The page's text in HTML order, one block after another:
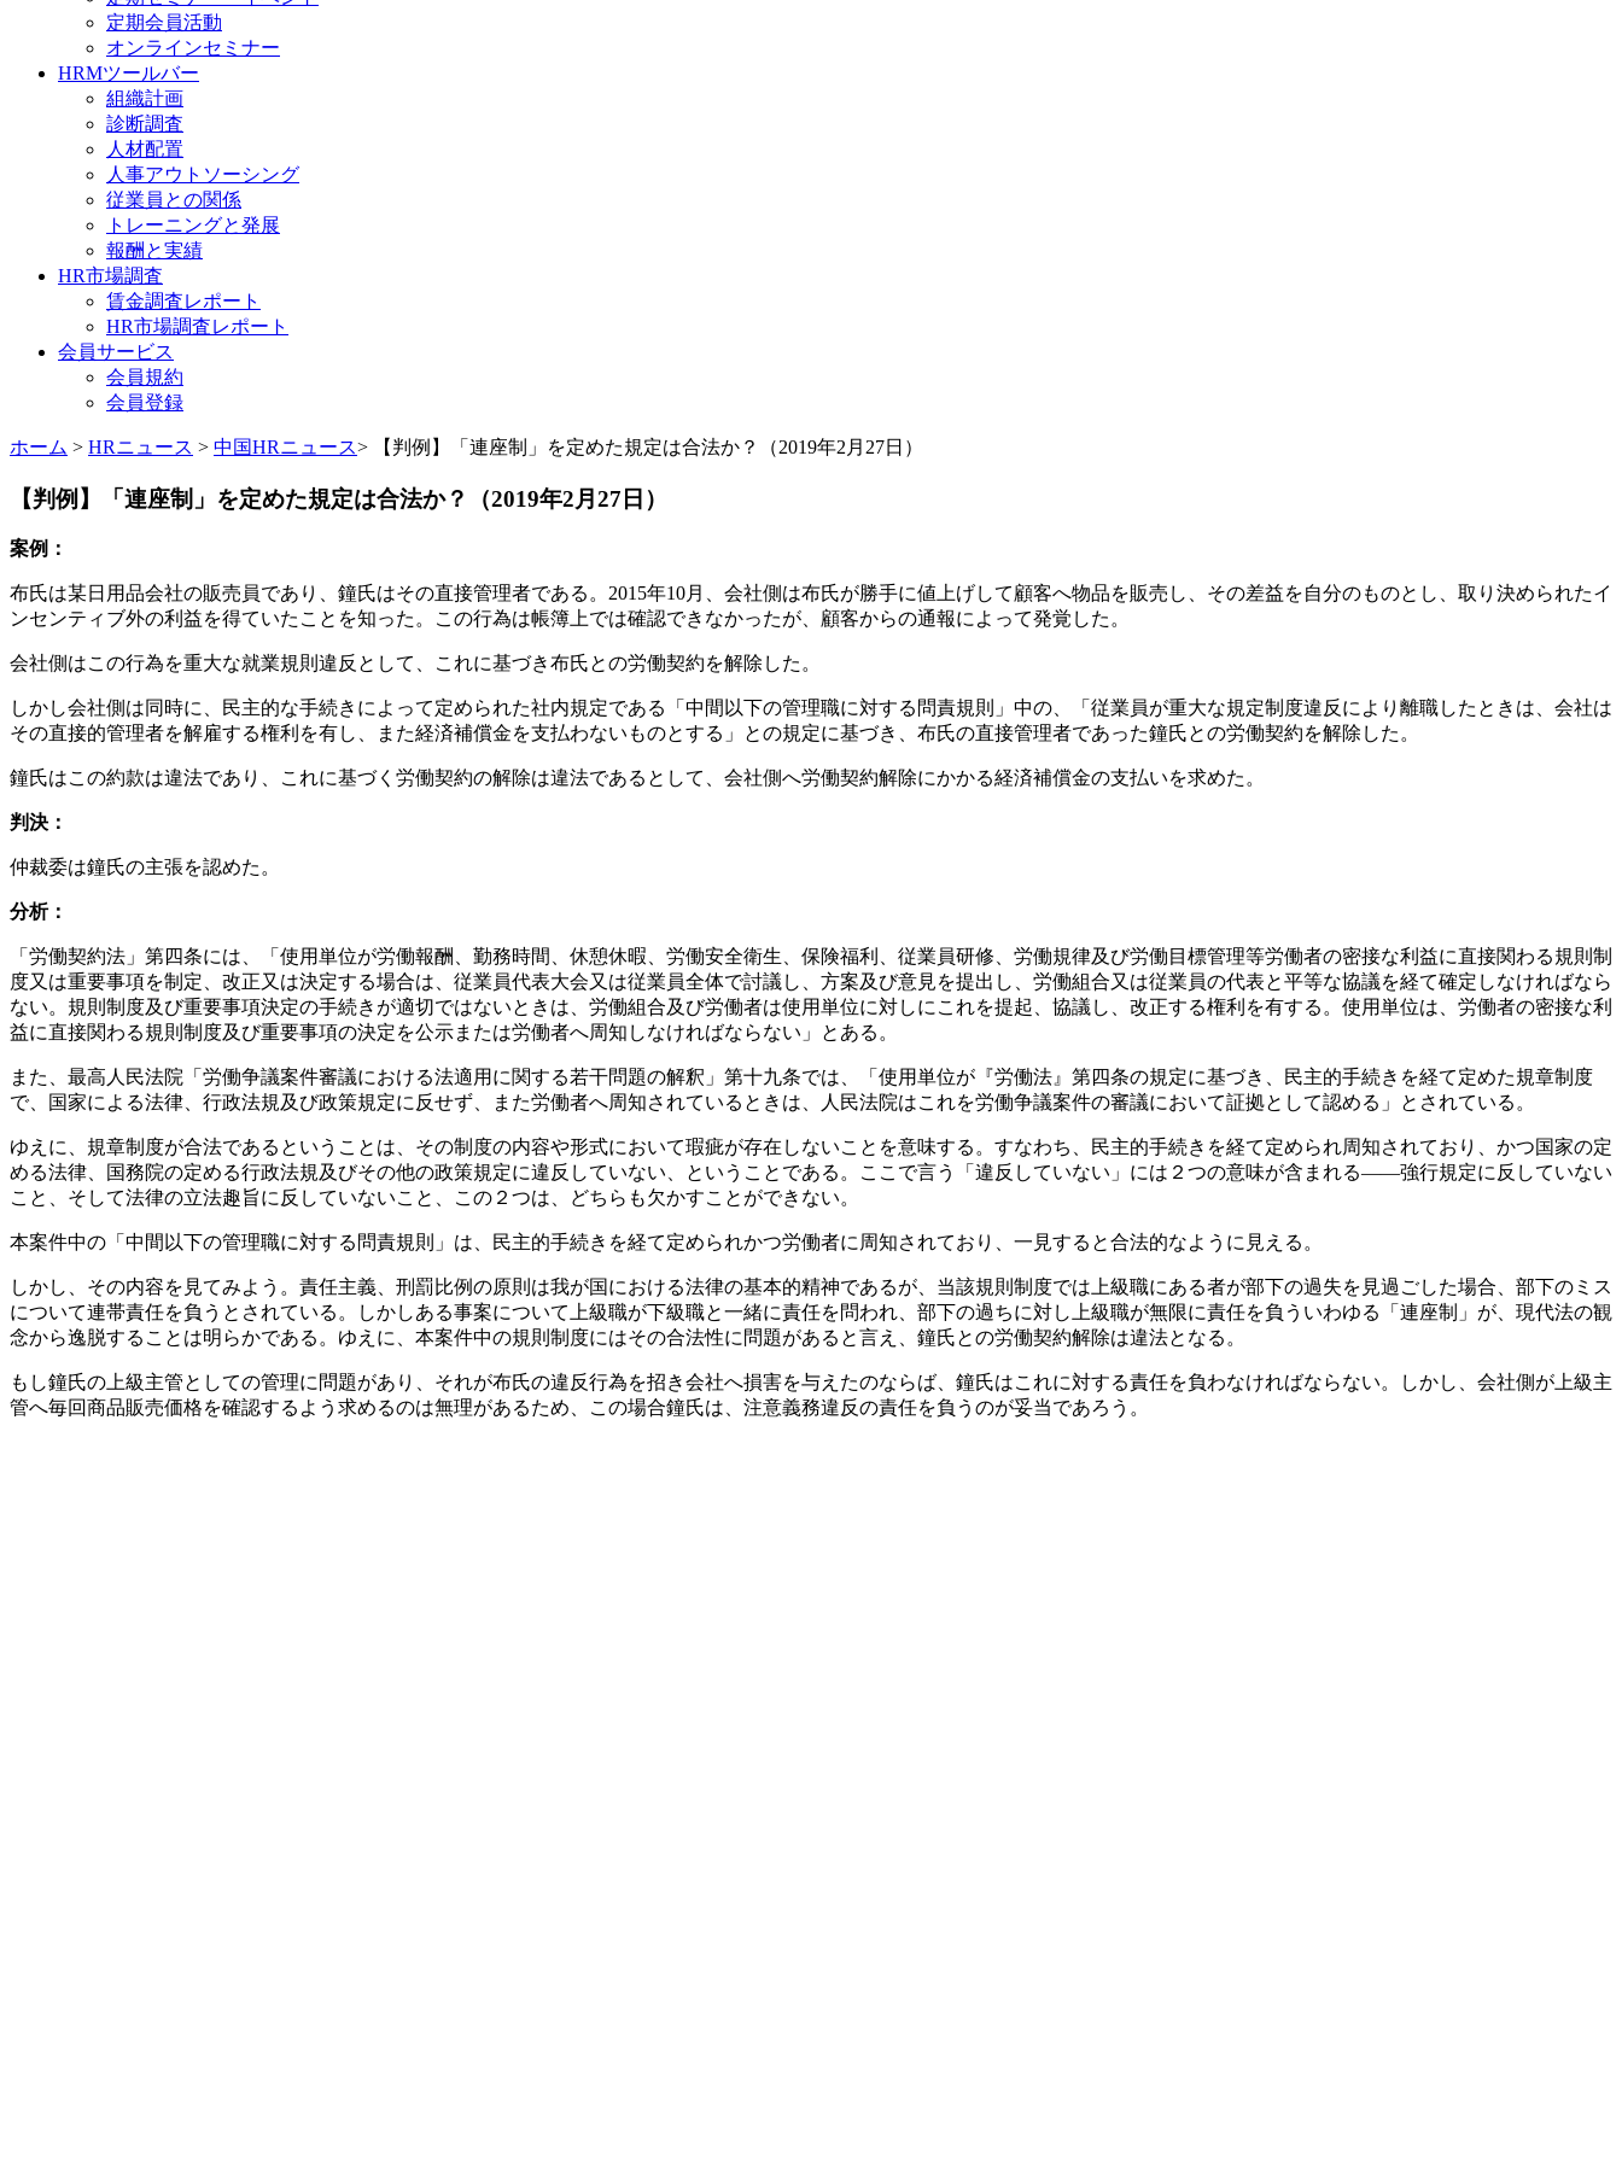
定期会員活動
オンラインセミナー
HRMツールバー
組織計画
診断調査
人材配置
人事アウトソーシング
従業員との関係
トレーニングと発展
報酬と実績
HR市場調査
賃金調査レポート
HR市場調査レポート
会員サービス
会員規約
会員登録
ホーム > HRニュース > 中国HRニュース> 【判例】「連座制」を定めた規定は合法か？（2019年2月27日）
【判例】「連座制」を定めた規定は合法か？（2019年2月27日）
案例：
布氏は某日用品会社の販売員であり、鐘氏はその直接管理者である。2015年10月、会社側は布氏が勝手に値上げして顧客へ物品を販売し、その差益を自分のものとし、取り決められたイ
ンセンティブ外の利益を得ていたことを知った。この行為は帳簿上では確認できなかったが、顧客からの通報によって発覚した。
会社側はこの行為を重大な就業規則違反として、これに基づき布氏との労働契約を解除した。
しかし会社側は同時に、民主的な手続きによって定められた社内規定である「中間以下の管理職に対する問責規則」中の、「従業員が重大な規定制度違反により離職したときは、会社は
その直接的管理者を解雇する権利を有し、また経済補償金を支払わないものとする」との規定に基づき、布氏の直接管理者であった鐘氏との労働契約を解除した。
鐘氏はこの約款は違法であり、これに基づく労働契約の解除は違法であるとして、会社側へ労働契約解除にかかる経済補償金の支払いを求めた。
判決：
仲裁委は鐘氏の主張を認めた。
分析：
「労働契約法」第四条には、「使用単位が労働報酬、勤務時間、休憩休暇、労働安全衛生、保険福利、従業員研修、労働規律及び労働目標管理等労働者の密接な利益に直接関わる規則制
度又は重要事項を制定、改正又は決定する場合は、従業員代表大会又は従業員全体で討議し、方案及び意見を提出し、労働組合又は従業員の代表と平等な協議を経て確定しなければなら
ない。規則制度及び重要事項決定の手続きが適切ではないときは、労働組合及び労働者は使用単位に対しにこれを提起、協議し、改正する権利を有する。使用単位は、労働者の密接な利
益に直接関わる規則制度及び重要事項の決定を公示または労働者へ周知しなければならない」とある。
また、最高人民法院「労働争議案件審議における法適用に関する若干問題の解釈」第十九条では、「使用単位が『労働法』第四条の規定に基づき、民主的手続きを経て定めた規章制度
で、国家による法律、行政法規及び政策規定に反せず、また労働者へ周知されているときは、人民法院はこれを労働争議案件の審議において証拠として認める」とされている。
ゆえに、規章制度が合法であるということは、その制度の内容や形式において瑕疵が存在しないことを意味する。すなわち、民主的手続きを経て定められ周知されており、かつ国家の定
める法律、国務院の定める行政法規及びその他の政策規定に違反していない、ということである。ここで言う「違反していない」には２つの意味が含まれる——強行規定に反していない
こと、そして法律の立法趣旨に反していないこと、この２つは、どちらも欠かすことができない。
本案件中の「中間以下の管理職に対する問責規則」は、民主的手続きを経て定められかつ労働者に周知されており、一見すると合法的なように見える。
しかし、その内容を見てみよう。責任主義、刑罰比例の原則は我が国における法律の基本的精神であるが、当該規則制度では上級職にある者が部下の過失を見過ごした場合、部下のミス
について連帯責任を負うとされている。しかしある事案について上級職が下級職と一緒に責任を問われ、部下の過ちに対し上級職が無限に責任を負ういわゆる「連座制」が、現代法の観
念から逸脱することは明らかである。ゆえに、本案件中の規則制度にはその合法性に問題があると言え、鐘氏との労働契約解除は違法となる。
もし鐘氏の上級主管としての管理に問題があり、それが布氏の違反行為を招き会社へ損害を与えたのならば、鐘氏はこれに対する責任を負わなければならない。しかし、会社側が上級主
管へ毎回商品販売価格を確認するよう求めるのは無理があるため、この場合鐘氏は、注意義務違反の責任を負うのが妥当であろう。